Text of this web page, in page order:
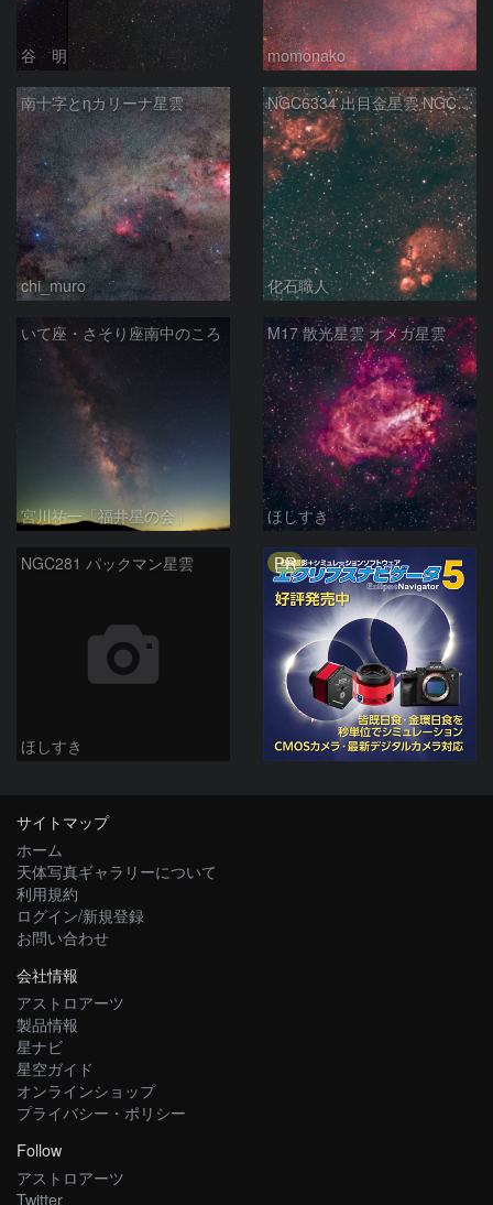
谷 明 momonako
南十字とηカリーナ星雲
chi_muro
NGC6334 出目金星雲 NGC6357 彼岸花星雲 さそり座
化石職人
いて座・さそり座南中のころ
宮川祐一「福井星の会」
M17 散光星雲 オメガ星雲
ほしすき
NGC281 パックマン星雲
ほしすき
PR
サイトマップ
ホーム
天体写真ギャラリーについて
利用規約
ログイン/新規登録
お問い合わせ
会社情報
アストロアーツ
製品情報
星ナビ
星空ガイド
オンラインショップ
プライバシー・ポリシー
Follow
アストロアーツ
Twitter